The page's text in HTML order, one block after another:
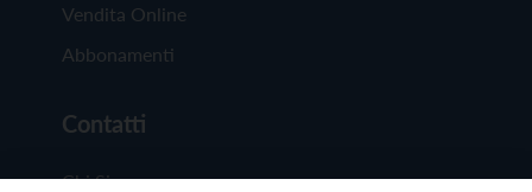
Vendita Online
Abbonamenti
Contatti
Chi Siamo